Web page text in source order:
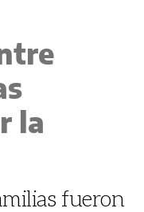
la
fueron